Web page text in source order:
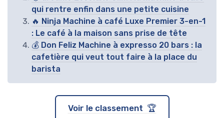
qui rentre enfin dans une petite cuisine
🔥 Ninja Machine à café Luxe Premier 3-en-1
: Le café à la maison sans prise de tête
💰 Don Feliz Machine à expresso 20 bars : la
cafetière qui veut tout faire à la place du
barista
Voir le classement 🏆